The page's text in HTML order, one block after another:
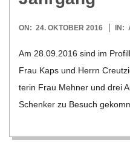
E
2016-
ON: 24. OKTOBER 2016 IN:
Am 28.09.2016 sind im
Frau Kaps und Herrn
te­rin Frau Meh­ner und drei
Schen­ker zu Besuch